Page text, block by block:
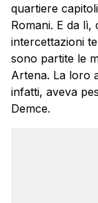
quartiere
Romani. E da lì,
intercettazioni
sono partite le
Artena. La loro
infatti, aveva
Demce.